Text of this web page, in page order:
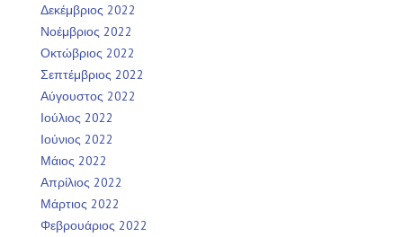
Δεκέμβριος 2022
Νοέμβριος 2022
Οκτώβριος 2022
Σεπτέμβριος 2022
Αύγουστος 2022
Ιούλιος 2022
Ιούνιος 2022
Μάιος 2022
Απρίλιος 2022
Μάρτιος 2022
Φεβρουάριος 2022